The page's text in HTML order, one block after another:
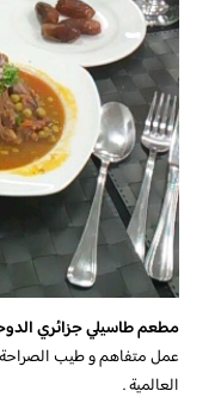
مطعم طاسيلي جزائري
عمل متفاهم و طيب الصراحة ،
العالمية .